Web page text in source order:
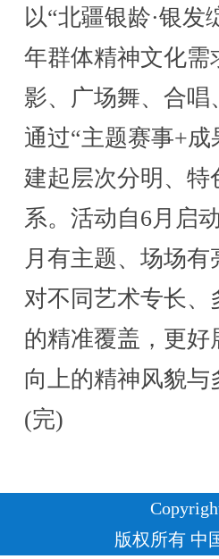
以“北疆银龄·银发
年群体精神文化需
影、广场舞、合
通过“主题赛事+
建起层次分明、
系。活动自6月启
月有主题、场场
对不同艺术专长、
的精准覆盖，更
向上的精神风貌
(完)
版权所有 中